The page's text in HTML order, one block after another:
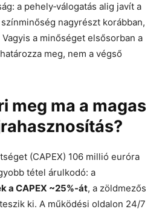
a pehely‑válogatás alig javít a
nagyrészt korábban,
a minőséget elsősorban a
meg, nem a végső
meg ma a magas
(CAPEX) 106 millió euróra
tétel árulkodó: a
a CAPEX ~25%‑át, a zöldmezős
teszik ki. A működési oldalon 24/7